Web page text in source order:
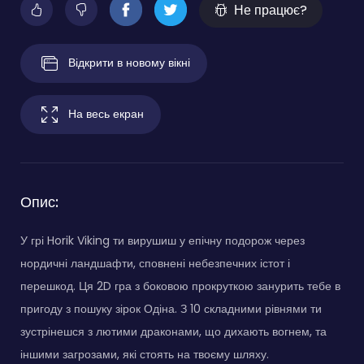
Не працює?
Відкрити в новому вікні
На весь екран
Опис:
У грі Horik Viking ти вирушиш у епічну подорож через
нордичні ландшафти, сповнені небезпечних істот і
перешкод. Ця 2D гра з боковою прокруткою занурить тебе в
пригоду з пошуку зірок Одіна. З 10 складними рівнями ти
зустрінешся з лютими драконами, що дихають вогнем, та
іншими загрозами, які стоять на твоєму шляху.